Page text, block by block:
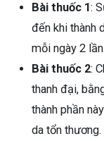
Bài thuốc 1:
đến khi thành
mỗi ngày 2 lần.
Bài thuốc 2:
thanh đại,
thành phần
da tổn